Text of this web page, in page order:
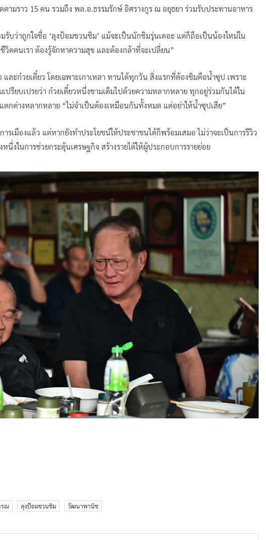
ตามราว 15 คน รวมถึง พล.อ.ธรรมรักษ์ อิศรางกูร ณ อยุธยา ร่วมรับประทานอาหาร
บว่าถูกใจชื่อ ‘ลุงป้อมชวนชิม’ แม้จะเป็นนักชิมรุ่นเดอะ แต่ก็ถือเป็นน้องใหม่ใน
วิตคนเรา ต้องรู้จักหาความสุข และต้องกล้าที่จะเปลี่ยน”
และก๋วยเตี๋ยว โดยเฉพาะเกาเหลา ทานได้ทุกวัน สิ่งแรกที่ต้องชิมคือน้ำซุป เพราะ
ปรียบเปรยว่า ก๋วยเตี๋ยวหนึ่งชามเต็มไปด้วยความหลากหลาย ทุกอยู่ร่วมกันได้ใน
กต่างหลากหลาย “ไม่จำเป็นต้องเหมือนกันทั้งหมด แต่อย่าให้น้ำซุปเสีย”
รเมืองแล้ว แต่หากยังทำประโยชน์ให้ประชาชนได้ก็พร้อมเสมอ ไม่ว่าจะเป็นการรีวิว
นึ่งในการช่วยกระตุ้นเศรษฐกิจ สร้างรายได้ให้ผู้ประกอบการรายย่อย
รณ ลุงป้อมชวนชิม วัฒนาพานิช